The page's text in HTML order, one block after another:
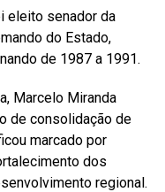
eleito senador da
do Estado,
de 1987 a 1991.
Marcelo Miranda
de consolidação de
marcado por
dos
regional.